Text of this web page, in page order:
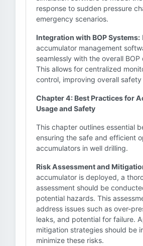
response to sudden pressure
emergency scenarios.
Integration with BOP Systems:
accumulator management
seamlessly with the overall
This allows for centralized
control, improving overall
Chapter 4: Best Practices for
Usage and Safety
This chapter outlines essential
ensuring the safe and efficient
accumulators in well drilling.
Risk Assessment and
accumulator is deployed, a
assessment should be
potential hazards. This
address issues such as over-
leaks, and potential for failure.
mitigation strategies should be
minimize these risks.